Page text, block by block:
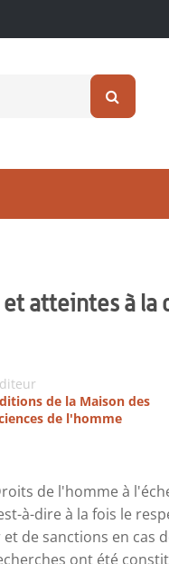
atteintes à la
de la Maison des
de l'homme
de l'homme à
à-dire à la fois le
de sanctions en cas
ont été